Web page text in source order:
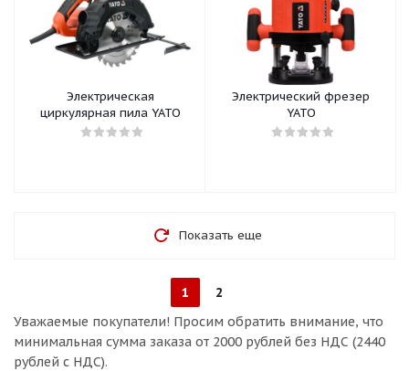
Электрическая
циркулярная пила YATO
Электрический фрезер
YATO
Показать еще
1
2
Уважаемые покупатели! Просим обратить внимание, что
минимальная сумма заказа от 2000 рублей без НДС (2440
рублей с НДС).